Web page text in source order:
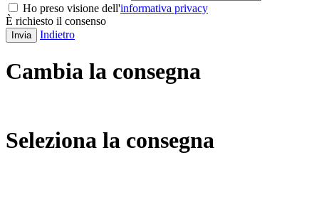
Ho preso visione dell'informativa privacy
È richiesto il consenso
Invia Indietro
Cambia la consegna
Seleziona la consegna